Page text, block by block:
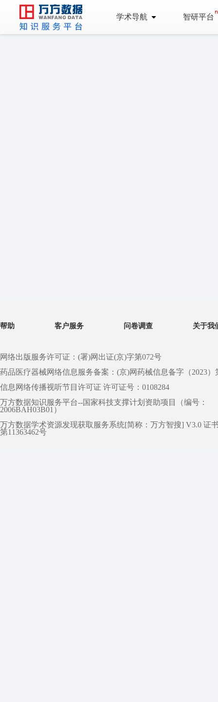
学术导航 智研平台
帮助 客户服务 问卷调查 关于我
网络出版服务许可证：(署)网出证(京)字第072号
药品医疗器械网络信息服务备案：(京)网药械信息备字（2023）
信息网络传播视听节目许可证 许可证号：0108284
万方数据知识服务平台--国家科技支撑计划资助项目（编号：
2006BAH03B01）
万方数据学术资源发现获取服务系统[简称：万方智搜] V3.0 证
第11363462号